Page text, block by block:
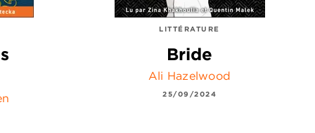
LITTÉRATURE
Bride
Ali Hazelwood
25/09/2024